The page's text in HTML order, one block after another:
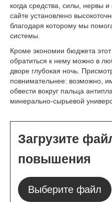
когда средства, силы, нервы
сайте установлено
благодаря которому мы
системы.
Кроме экономии бюджета
обратиться к нему можно в
дворе глубокая ночь.
повнимательнее: возможно,
обвести вокруг пальца
минерально-сырьевой
Загрузите
повышения
Выберите файл